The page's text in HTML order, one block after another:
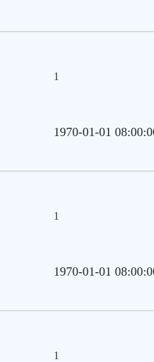
1
1970-01-01
1
1970-01-01
1